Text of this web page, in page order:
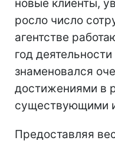
новые клиенты,
росло число
агентстве
год деятельности
знаменовался
достижениями в
существующими
Предоставляя